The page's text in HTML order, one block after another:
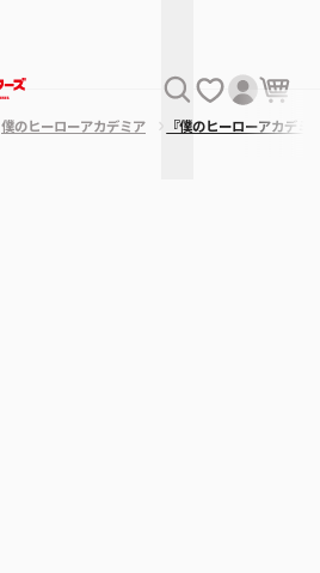
僕のヒーローアカデミア 『僕のヒーローアカデ